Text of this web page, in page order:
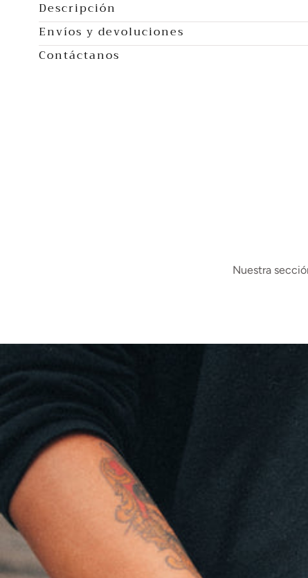
Descripción
Envíos y devoluciones
Contáctanos
Nuestra